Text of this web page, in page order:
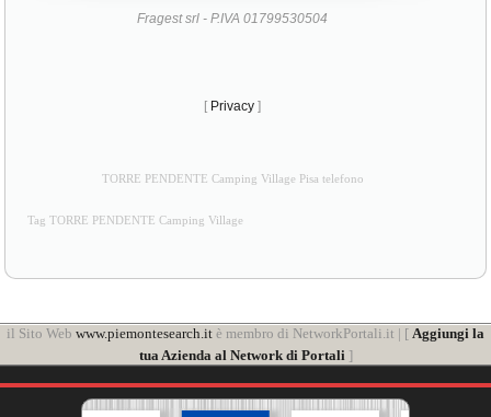
Fragest srl - P.IVA 01799530504
[ Privacy ]
TORRE PENDENTE Camping Village Pisa telefono
Tag TORRE PENDENTE Camping Village
il Sito Web www.piemontesearch.it è membro di NetworkPortali.it | [ Aggiungi la
tua Azienda al Network di Portali]